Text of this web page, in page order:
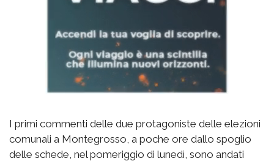
I primi commenti delle due protagoniste delle elezioni
comunali a Montegrosso, a poche ore dallo spoglio
delle schede, nel pomeriggio di lunedì, sono andati